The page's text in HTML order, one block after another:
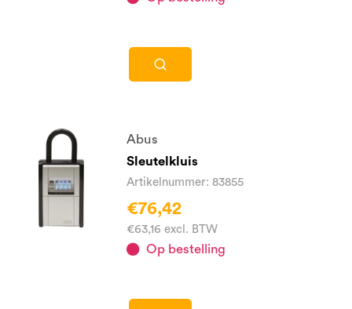
Abus
Sleutelkluis
Artikelnummer: 83855
€76,42
€63,16 excl. BTW
Op bestelling